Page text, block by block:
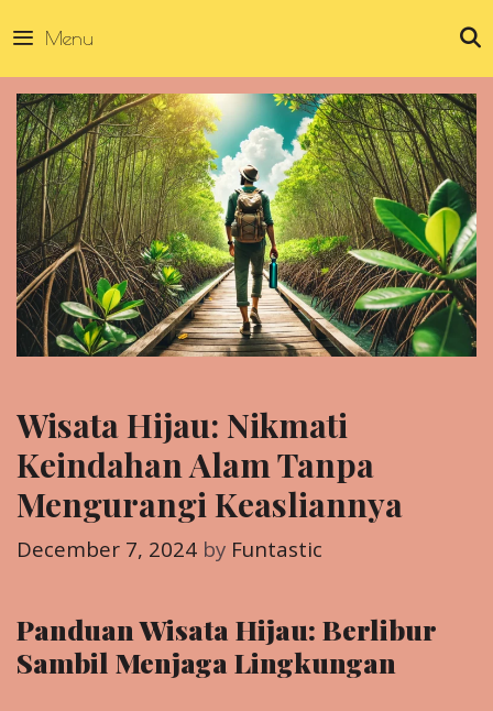
to
content
Menu
Wisata Hijau: Nikmati
Keindahan Alam Tanpa
Mengurangi Keasliannya
December 7, 2024 by Funtastic
Panduan Wisata Hijau: Berlibur
Sambil Menjaga Lingkungan